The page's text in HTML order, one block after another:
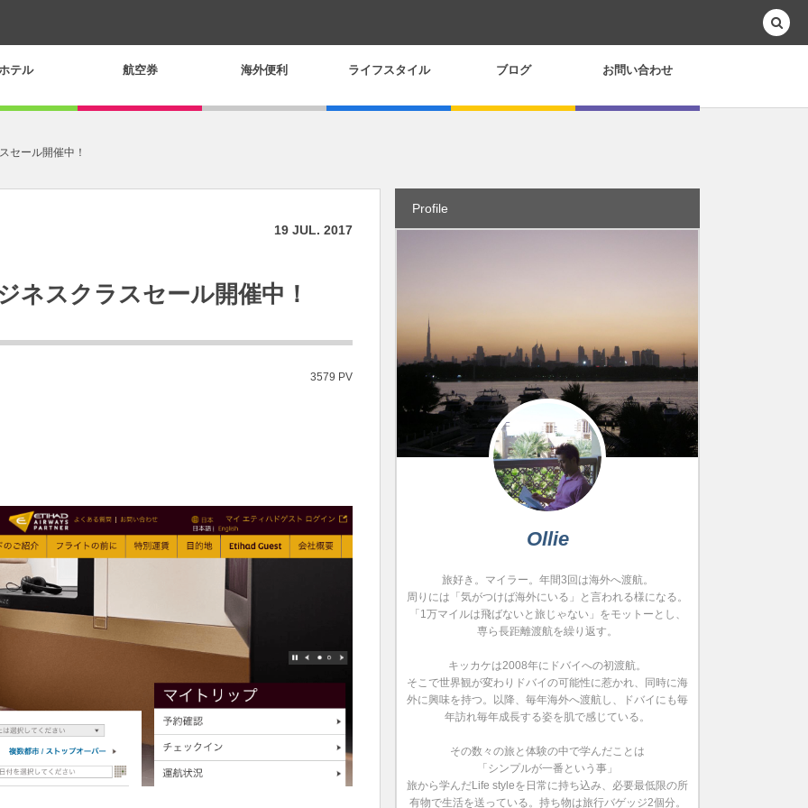
テル 航空券 海外便利 ライフスタイル ブログ お問い合わせ
セール開催中！
19 JUL. 2017
ネスクラスセール開催中！
3579 PV
Profile
Ollie
旅好き。マイラー。年間3回は海外へ渡航。
周りには「気がつけば海外にいる」と言われる様になる。
「1万マイルは飛ばないと旅じゃない」をモットーとし、
専ら長距離渡航を繰り返す。
キッカケは2008年にドバイへの初渡航。
そこで世界観が変わりドバイの可能性に惹かれ、同時に海
外に興味を持つ。以降、毎年海外へ渡航し、ドバイにも毎
年訪れ毎年成長する姿を肌で感じている。
その数々の旅と体験の中で学んだことは
「シンプルが一番という事」
旅から学んだLife styleを日常に持ち込み、必要最低限の所
有物で生活を送っている。持ち物は旅行バゲッジ2個分。